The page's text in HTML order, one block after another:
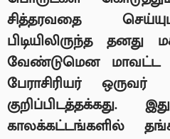
சித்தரவதை
பிடியிலிருந்த
வேண்டுமென மாவட்ட
பேராசிரியர் ஒருவர்
குறிப்பிடத்தக்கது.
காலக்கட்டங்களில்